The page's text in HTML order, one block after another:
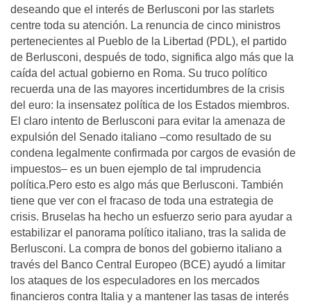
deseando que el interés de Berlusconi por las starlets
centre toda su atención. La renuncia de cinco ministros
pertenecientes al Pueblo de la Libertad (PDL), el partido
de Berlusconi, después de todo, significa algo más que la
caída del actual gobierno en Roma. Su truco político
recuerda una de las mayores incertidumbres de la crisis
del euro: la insensatez política de los Estados miembros.
El claro intento de Berlusconi para evitar la amenaza de
expulsión del Senado italiano –como resultado de su
condena legalmente confirmada por cargos de evasión de
impuestos– es un buen ejemplo de tal imprudencia
política.Pero esto es algo más que Berlusconi. También
tiene que ver con el fracaso de toda una estrategia de
crisis. Bruselas ha hecho un esfuerzo serio para ayudar a
estabilizar el panorama político italiano, tras la salida de
Berlusconi. La compra de bonos del gobierno italiano a
través del Banco Central Europeo (BCE) ayudó a limitar
los ataques de los especuladores en los mercados
financieros contra Italia y a mantener las tasas de interés